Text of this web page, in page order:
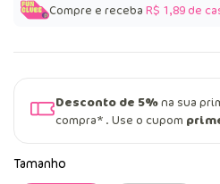
Compre e receba R$ 1,89de
Desconto de 5%na sua
compra* . Use o cupom
Tamanho